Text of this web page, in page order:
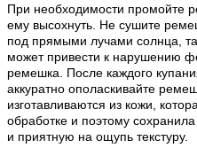
При необходимости промойте
ему высохнуть. Не сушите
под прямыми лучами солнца,
может привести к нарушению
ремешка. После каждого
аккуратно ополаскивайте
изготавливаются из кожи,
обработке и поэтому
и приятную на ощупь текстуру.